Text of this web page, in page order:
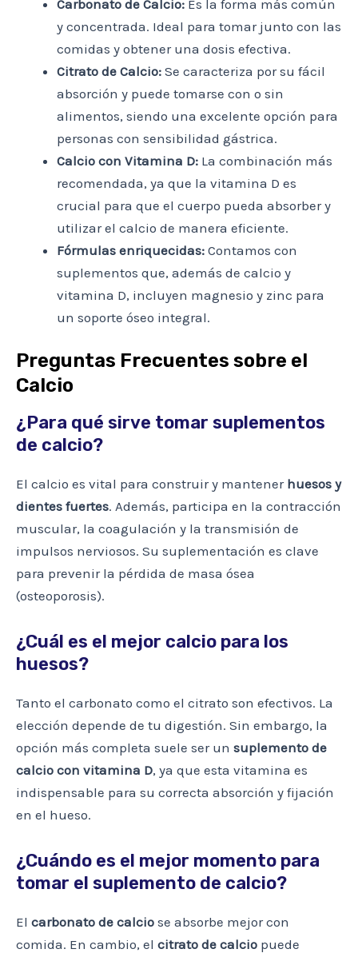
Carbonato de Calcio: Es la forma más común
y concentrada. Ideal para tomar junto con las
comidas y obtener una dosis efectiva.
Citrato de Calcio: Se caracteriza por su fácil
absorción y puede tomarse con o sin
alimentos, siendo una excelente opción para
personas con sensibilidad gástrica.
Calcio con Vitamina D: La combinación más
recomendada, ya que la vitamina D es
crucial para que el cuerpo pueda absorber y
utilizar el calcio de manera eficiente.
Fórmulas enriquecidas: Contamos con
suplementos que, además de calcio y
vitamina D, incluyen magnesio y zinc para
un soporte óseo integral.
Preguntas Frecuentes sobre el
Calcio
¿Para qué sirve tomar suplementos
de calcio?
El calcio es vital para construir y mantener huesos y
dientes fuertes. Además, participa en la contracción
muscular, la coagulación y la transmisión de
impulsos nerviosos. Su suplementación es clave
para prevenir la pérdida de masa ósea
(osteoporosis).
¿Cuál es el mejor calcio para los
huesos?
Tanto el carbonato como el citrato son efectivos. La
elección depende de tu digestión. Sin embargo, la
opción más completa suele ser un suplemento de
calcio con vitamina D, ya que esta vitamina es
indispensable para su correcta absorción y fijación
en el hueso.
¿Cuándo es el mejor momento para
tomar el suplemento de calcio?
El carbonato de calcio se absorbe mejor con
comida. En cambio, el citrato de calcio puede